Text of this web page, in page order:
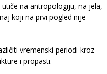
na antropologiju, na jela,
koji na prvi pogled nije
vremenski periodi kroz
i propasti.